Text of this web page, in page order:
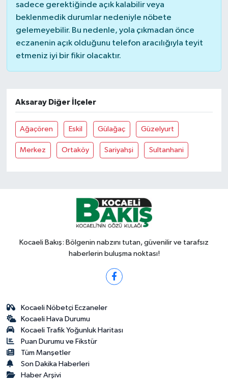
sadece gerektiğinde açık kalabilir veya
beklenmedik durumlar nedeniyle nöbete
gelemeyebilir. Bu nedenle, yola çıkmadan önce
eczanenin açık olduğunu telefon aracılığıyla teyit
etmeniz iyi bir fikir olacaktır.
Aksaray Diğer İlçeler
Ağaçören Eskil Gülağaç Güzelyurt
Merkez Ortaköy Sariyahşi Sultanhani
Kocaeli Bakış: Bölgenin nabzını tutan, güvenilir ve tarafsız
haberlerin buluşma noktası!
Kocaeli Nöbetçi Eczaneler
Kocaeli Hava Durumu
Kocaeli Trafik Yoğunluk Haritası
Puan Durumu ve Fikstür
Tüm Manşetler
Son Dakika Haberleri
Haber Arşivi